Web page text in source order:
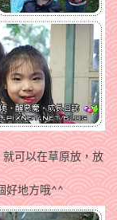
可以在草原放，放
好地方哦^^